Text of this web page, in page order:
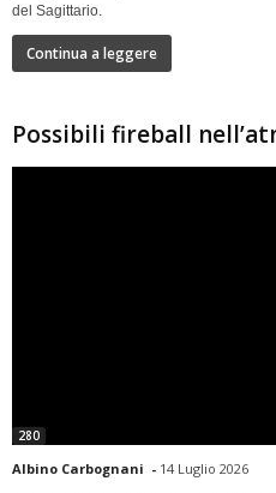
del Sagittario.
Continua a leggere
Possibili fireball
280
Albino Carbognani - 14 Luglio 2026